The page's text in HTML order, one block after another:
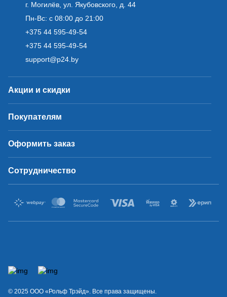
г. Могилёв, ул. Якубовского, д. 44
Пн-Вс: с 08:00 до 21:00
+375 44 595-49-54
+375 44 595-49-54
support@p24.by
Акции и скидки
Покупателям
Оформить заказ
Сотрудничество
© 2025 OOO «Рольф Трэйд». Все права защищены.